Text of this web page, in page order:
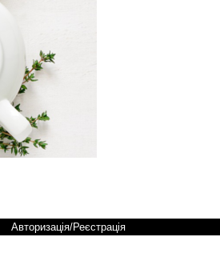
Авторизація/Реєстрація